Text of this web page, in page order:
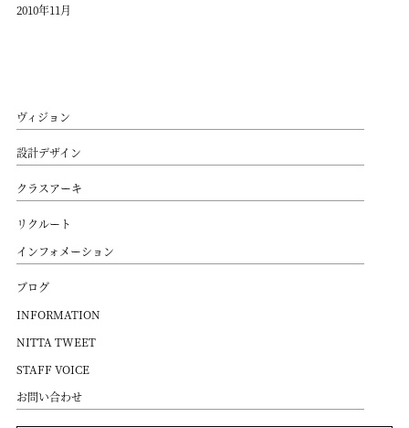
2010年11月
ヴィジョン
設計デザイン
クラスアーキ
リクルート
インフォメーション
ブログ
INFORMATION
NITTA TWEET
STAFF VOICE
お問い合わせ